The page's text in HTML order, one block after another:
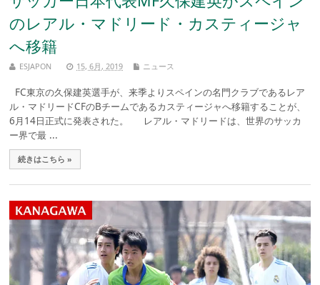
のレアル・マドリード・カスティージャ
へ移籍
ESJAPON 15, 6月, 2019 ニュース
FC東京の久保建英選手が、来季よりスペインの名門クラブであるレア
ル・マドリードCFのBチームであるカスティージャへ移籍することが、
6月14日正式に発表された。 レアル・マドリードは、世界のサッカ
ー界で最 ...
続きはこちら »